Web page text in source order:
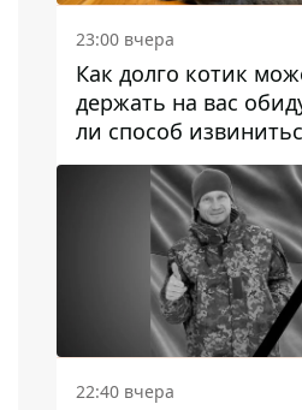
23:00 вчера
Как долго котик
держать на вас
ли способ
22:40 вчера